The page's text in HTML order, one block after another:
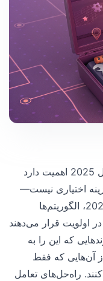
اختیاری نیست—
این‌ها ارز دیجیتال تأثیر هستند. در سال 2025، الگوریتم‌ها
اولویت قرار می‌دهند
که این را به
5 برابر بیشتر از آن‌هایی که فقط
راه‌حل‌های تعامل